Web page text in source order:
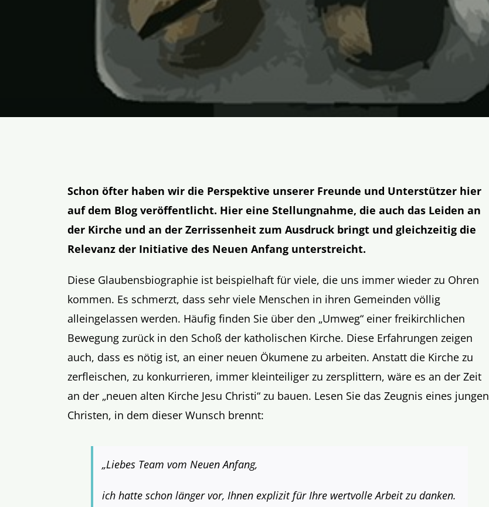
Schon öfter haben wir die Perspektive unserer Freunde und Unterstützer hier
auf dem Blog veröffentlicht. Hier eine Stellungnahme, die auch das Leiden an
der Kirche und an der Zerrissenheit zum Ausdruck bringt und gleichzeitig die
Relevanz der Initiative des Neuen Anfang unterstreicht.
Diese Glaubensbiographie ist beispielhaft für viele, die uns immer wieder zu Ohren
kommen. Es schmerzt, dass sehr viele Menschen in ihren Gemeinden völlig
alleingelassen werden. Häufig finden Sie über den „Umweg“ einer freikirchlichen
Bewegung zurück in den Schoß der katholischen Kirche. Diese Erfahrungen zeigen
auch, dass es nötig ist, an einer neuen Ökumene zu arbeiten. Anstatt die Kirche zu
zerfleischen, zu konkurrieren, immer kleinteiliger zu zersplittern, wäre es an der Zeit
an der „neuen alten Kirche Jesu Christi“ zu bauen. Lesen Sie das Zeugnis eines jungen
Christen, in dem dieser Wunsch brennt:
„Liebes Team vom Neuen Anfang,
ich hatte schon länger vor, Ihnen explizit für Ihre wertvolle Arbeit zu danken.